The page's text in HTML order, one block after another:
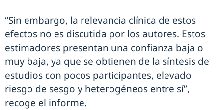
“Sin embargo, la relevancia clínica de estos
efectos no es discutida por los autores. Estos
estimadores presentan una confianza baja o
muy baja, ya que se obtienen de la síntesis de
estudios con pocos participantes, elevado
riesgo de sesgo y heterogéneos entre sí”,
recoge el informe.